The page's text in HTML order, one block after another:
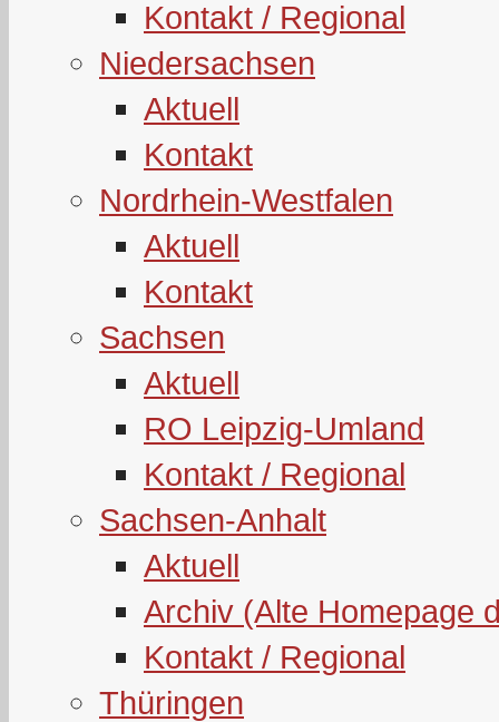
Kontakt / Regional
Niedersachsen
Aktuell
Kontakt
Nordrhein-Westfalen
Aktuell
Kontakt
Sachsen
Aktuell
RO Leipzig-Umland
Kontakt / Regional
Sachsen-Anhalt
Aktuell
Archiv (Alte Homepage
Kontakt / Regional
Thüringen